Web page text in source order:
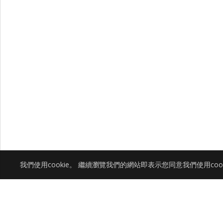
我們使用cookie。 繼續瀏覽我們的網站即表示您同意我們使用